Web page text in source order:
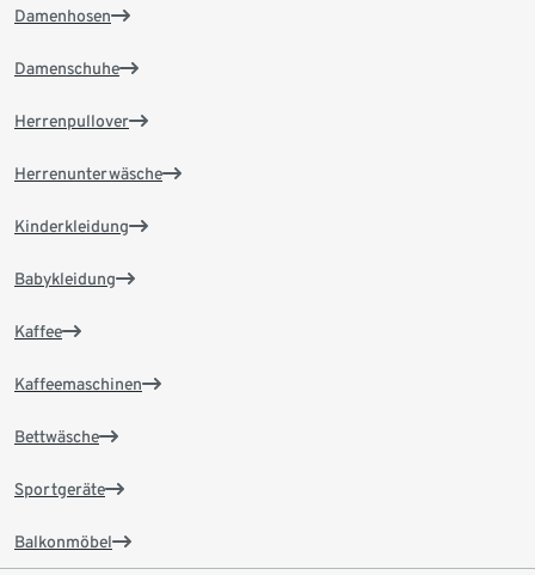
Damenhosen
Damenschuhe
Herrenpullover
Herrenunterwäsche
Kinderkleidung
Babykleidung
Kaffee
Kaffeemaschinen
Bettwäsche
Sportgeräte
Balkonmöbel